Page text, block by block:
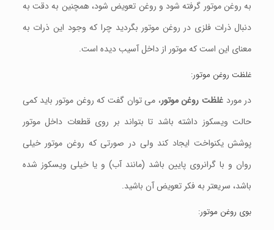
به روغن موتور گرفته شود و روغن تعویض شود، همچنین به دقت به
دنبال ذرات فلزی در روغن موتور بگردید چرا که وجود این ذرات به
معنای این است که موتور از داخل آسیب دیده است.
غلظت روغن موتور:
در موردغلظت روغن موتور، می توان گفت که روغن موتور باید کمی
حالت ویسکوز داشته باشد تا بتواند بر روی قطعات داخل موتور
پوشش یکنواخت ایجاد کند ولی در صورتی که روغن موتور خیلی
روان و با گرانروی پایین باشد (مانند آب) و یا خیلی ویسکوز شده
باشد، سریعتر به فکر تعویض آن باشید.
بوی روغن موتور: